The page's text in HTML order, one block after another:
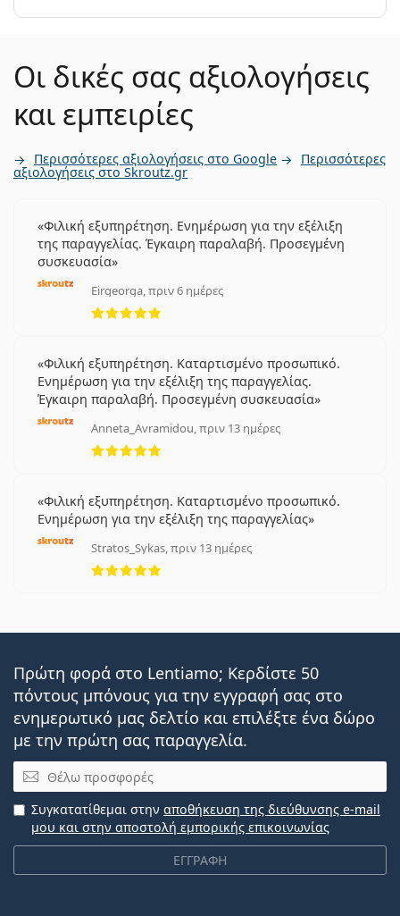
Οι δικές σας αξιολογήσεις
και εμπειρίες
Περισσότερες αξιολογήσεις στο Google Περισσότερες
αξιολογήσεις στο Skroutz.gr
Φιλική εξυπηρέτηση. Ενημέρωση για την εξέλιξη
της παραγγελίας. Έγκαιρη παραλαβή. Προσεγμένη
συσκευασία
Eirgeorga, πριν 6 ημέρες
5 αξιολογήσεις από 5
Φιλική εξυπηρέτηση. Καταρτισμένο προσωπικό.
Ενημέρωση για την εξέλιξη της παραγγελίας.
Έγκαιρη παραλαβή. Προσεγμένη συσκευασία
Anneta_Avramidou, πριν 13 ημέρες
5 αξιολογήσεις από 5
Φιλική εξυπηρέτηση. Καταρτισμένο προσωπικό.
Ενημέρωση για την εξέλιξη της παραγγελίας
Stratos_Sykas, πριν 13 ημέρες
5 αξιολογήσεις από 5
Πρώτη φορά στο Lentiamo; Κερδίστε 50
πόντους μπόνους για την εγγραφή σας στο
ενημερωτικό μας δελτίο και επιλέξτε ένα δώρο
με την πρώτη σας παραγγελία.
Email
ΕΓΓΡΑΦΗ
Συγκατατίθεμαι στην αποθήκευση της διεύθυνσης e-mail
μου και στην αποστολή εμπορικής επικοινωνίας